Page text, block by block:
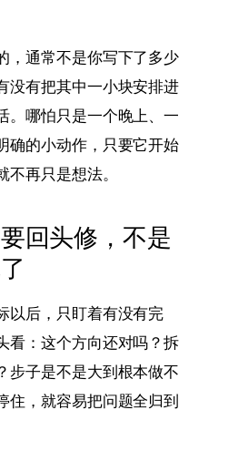
，通常不是你写下了多少
没有把其中一小块安排进
。哪怕只是一个晚上、一
确的小动作，只要它开始
再只是想法。
回头修，不是
以后，只盯着有没有完
看：这个方向还对吗？拆
步子是不是大到根本做不
住，就容易把问题全归到